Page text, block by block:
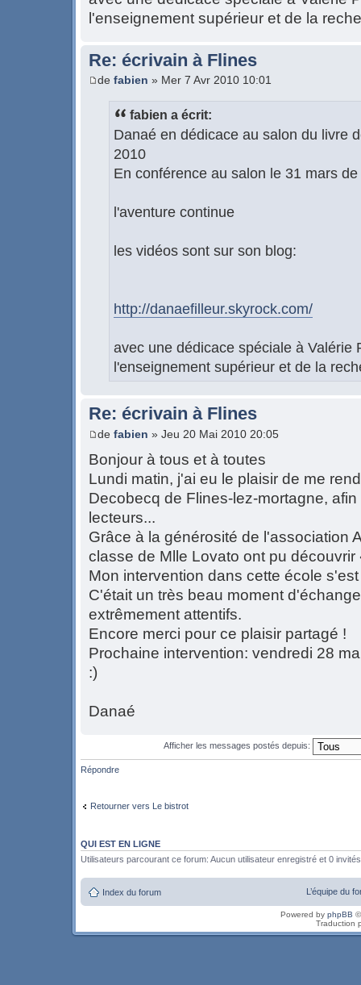
l'enseignement supérieur et de la
Re: écrivain à Flines
de fabien » Mer 7 Avr 2010 10:01
fabien a écrit:
Danaé en dédicace au salon du livre
2010
En conférence au salon le 31 mars
l'aventure continue
les vidéos sont sur son blog:
http://danaefilleur.skyrock.com/
avec une dédicace spéciale à Valérie
l'enseignement supérieur et de la
Re: écrivain à Flines
de fabien » Jeu 20 Mai 2010 20:05
Bonjour à tous et à toutes
Lundi matin, j'ai eu le plaisir de me
Decobecq de Flines-lez-mortagne,
lecteurs...
Grâce à la générosité de l'association
classe de Mlle Lovato ont pu
Mon intervention dans cette école
C'était un très beau moment
extrêmement attentifs.
Encore merci pour ce plaisir partagé !
Prochaine intervention: vendredi 28
:)
Danaé
Afficher les messages postés depuis:
Répondre
Retourner vers Le bistrot
QUI EST EN LIGNE
Utilisateurs parcourant ce forum: Aucun utilisateur enregistré et 0 invités
Index du forum L’équipe du
Powered by phpBB
Traduction